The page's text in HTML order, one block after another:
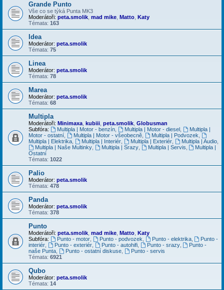
Grande Punto
Vše co se týká Punta MK3
Moderátoři: peta.smolik, mad mike, Matto, Katy
Témata: 163
Idea
Moderátor: peta.smolik
Témata: 75
Linea
Moderátor: peta.smolik
Témata: 78
Marea
Moderátor: peta.smolik
Témata: 68
Multipla
Moderátoři: Minimaxa, kubiii, peta.smolik, Globusman
Subfóra:
Multipla | Motor - benzín, Multipla | Motor - diesel ,
Multipla |
Motor - ostatní, Multipla | Motor - všeobecně, Multipla | Podvozek,
Multipla | Elektrika, Multipla | Interiér, Multipla | Exteriér, Multipla | Audio,
Multipla | Naše Multinky, Multipla | Srazy, Multipla | Servis,
Multipla |
Ostatní
Témata: 1022
Palio
Moderátor: peta.smolik
Témata: 478
Panda
Moderátor: peta.smolik
Témata: 378
Punto
Moderátoři: peta.smolik, mad mike, Matto, Katy
Subfóra:
Punto - motor, Punto - podvozek, Punto - elektrika,
Punto -
interiér, Punto - exteriér, Punto - autohifi, Punto - srazy,
Punto -
naše Punta, Punto - ostatní diskuse,
Punto - servis
Témata: 6921
Qubo
Moderátor: peta.smolik
Témata: 14